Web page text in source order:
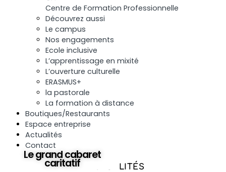
Centre de Formation Professionnelle
Découvrez aussi
Le campus
Nos engagements
Ecole inclusive
L’apprentissage en mixité
L’ouverture culturelle
ERASMUS+
la pastorale
La formation à distance
Boutiques/Restaurants
Espace entreprise
Actualités
Contact
ACTUALITÉS
Le grand cabaret
caritatif